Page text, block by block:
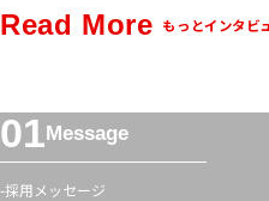
ー
リ
ッ
シ
ュ
Read More もっとインタビ
フ
ッ
タ
Message
採用メッセージ